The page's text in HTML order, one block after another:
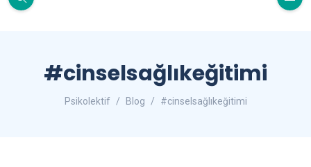
#cinselsağlıkeğitimi
Psikolektif Blog #cinselsağlıkeğitimi